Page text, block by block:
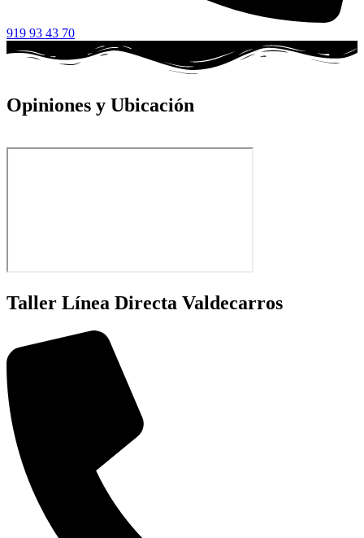
919 93 43 70
Opiniones y Ubicación
Taller Línea Directa Valdecarros